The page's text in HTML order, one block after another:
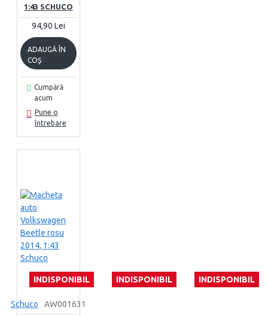
1:43 SCHUCO
94,90 Lei
ADAUGĂ ÎN
COŞ
Cumpără
acum
Pune o
întrebare
INDISPONIBIL INDISPONIBIL INDISPONIBIL
Schuco AW001631